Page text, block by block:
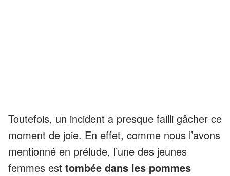
Toutefois, un incident a presque failli gâcher ce
moment de joie. En effet, comme nous l’avons
mentionné en prélude, l’une des jeunes
femmes est tombée dans les pommes